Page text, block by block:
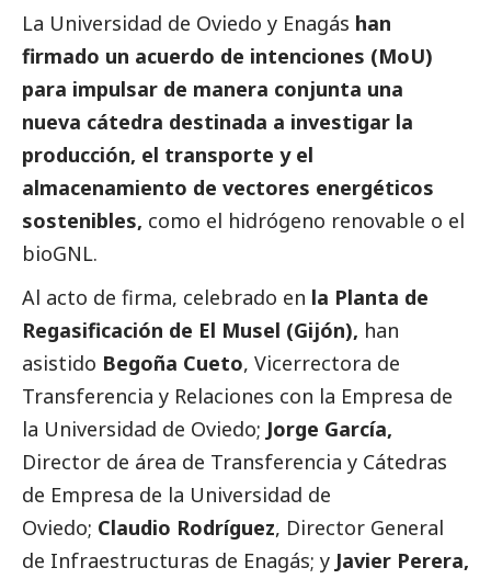
La Universidad de Oviedo y Enagás han
firmado un acuerdo de intenciones (MoU)
para impulsar de manera conjunta una
nueva cátedra destinada a investigar la
producción, el transporte y el
almacenamiento de vectores energéticos
sostenibles, como el hidrógeno renovable o el
bioGNL.
Al acto de firma, celebrado en la Planta de
Regasificación de El Musel (Gijón), han
asistido Begoña Cueto, Vicerrectora de
Transferencia y Relaciones con la Empresa de
la Universidad de Oviedo; Jorge García,
Director de área de Transferencia y Cátedras
de Empresa de la Universidad de
Oviedo; Claudio Rodríguez, Director General
de Infraestructuras de Enagás; y Javier Perera,